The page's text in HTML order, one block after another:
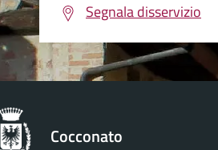
Segnala disservizio
Cocconato